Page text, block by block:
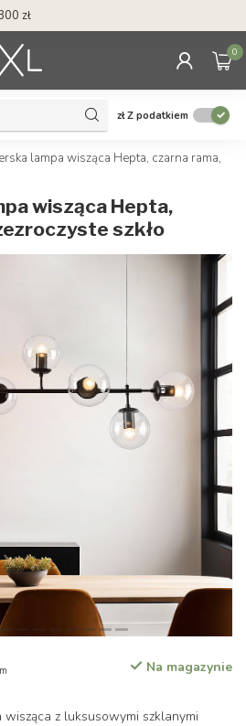
zł
0
złZ podatkiem
lampa wisząca Hepta, czarna rama,
wisząca Hepta,
szkło
Na magazynie
z luksusowymi szklanymi